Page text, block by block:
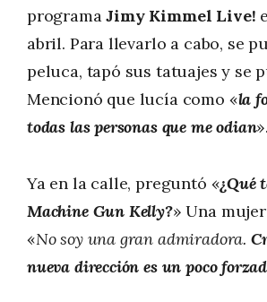
programaJimy Kimmel Live!
abril. Para llevarlo a cabo, se
peluca, tapó sus tatuajes y se
Mencionó que lucía como «la
todas las personas que me odian».
Ya en la calle, preguntó «¿Qué
Machine Gun Kelly?» Una
«No soy una gran admiradora.
nueva dirección es un poco